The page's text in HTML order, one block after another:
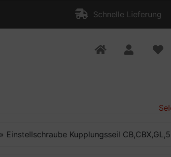
Schnelle Lieferung
» Einstellschraube Kupplungsseil